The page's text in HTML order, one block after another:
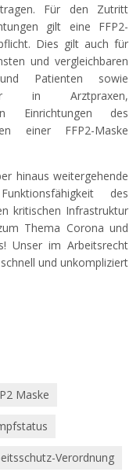
tragen. Für den Zutritt
gilt eine FFP2-
Dies gilt auch für
und vergleichbaren
Patienten sowie
in Arztpraxen,
Einrichtungen des
einer FFP2-Maske
hinaus weitergehende
des
kritischen Infrastruktur
Thema Corona und
Unser im Arbeitsrecht
und unkompliziert
Maske
Verordnung